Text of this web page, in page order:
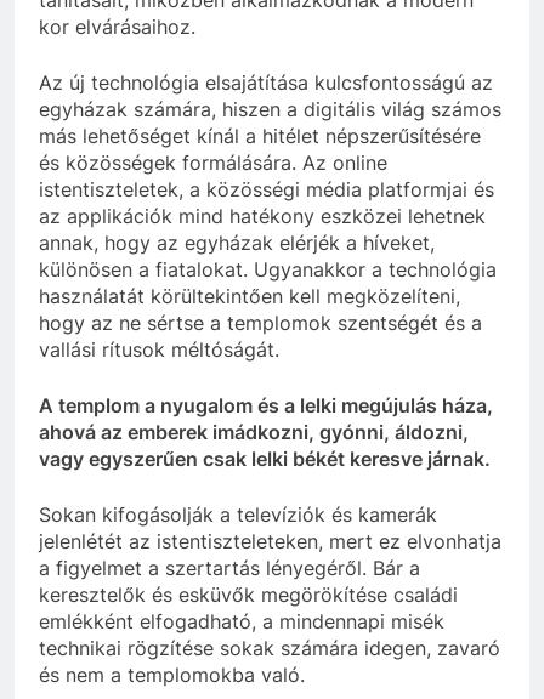
kor elvárásaihoz.
Az új technológia elsajátítása kulcsfontosságú az
egyházak számára, hiszen a digitális világ számos
más lehetőséget kínál a hitélet népszerűsítésére
és közösségek formálására. Az online
istentiszteletek, a közösségi média platformjai és
az applikációk mind hatékony eszközei lehetnek
annak, hogy az egyházak elérjék a híveket,
különösen a fiatalokat. Ugyanakkor a technológia
használatát körültekintően kell megközelíteni,
hogy az ne sértse a templomok szentségét és a
vallási rítusok méltóságát.
A templom a nyugalom és a lelki megújulás háza,
ahová az emberek imádkozni, gyónni, áldozni,
vagy egyszerűen csak lelki békét keresve járnak.
Sokan kifogásolják a televíziók és kamerák
jelenlétét az istentiszteleteken, mert ez elvonhatja
a figyelmet a szertartás lényegéről. Bár a
keresztelők és esküvők megörökítése családi
emlékként elfogadható, a mindennapi misék
technikai rögzítése sokak számára idegen, zavaró
és nem a templomokba való.